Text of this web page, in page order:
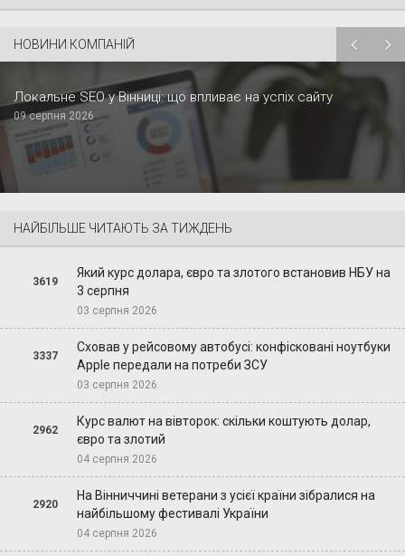
НОВИНИ КОМПАНІЙ
Локальне SEO у Вінниці: що впливає на успіх сайту
09 серпня 2026
НАЙБІЛЬШЕ ЧИТАЮТЬ ЗА ТИЖДЕНЬ
3619
Який курс долара, євро та злотого встановив НБУ на
3 серпня
03 серпня 2026
3337
Сховав у рейсовому автобусі: конфісковані ноутбуки
Apple передали на потреби ЗСУ
03 серпня 2026
2962
Курс валют на вівторок: скільки коштують долар,
євро та злотий
04 серпня 2026
2920
На Вінниччині ветерани з усієї країни зібралися на
найбільшому фестивалі України
04 серпня 2026